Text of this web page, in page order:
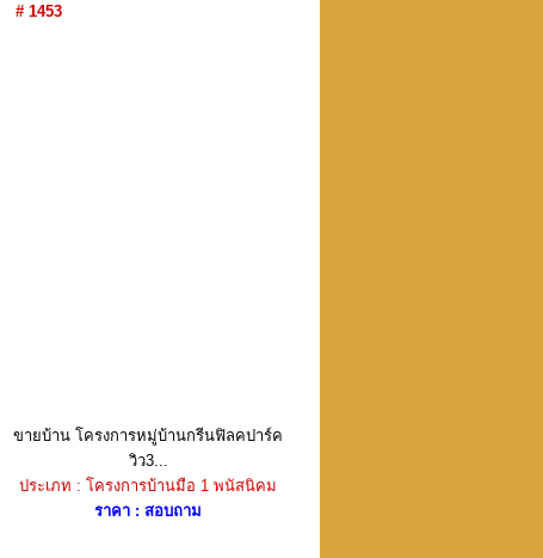
# 1453
ขายบ้าน โครงการหมู่บ้านกรีนฟิลคปาร์ค
วิว3...
ประเภท : โครงการบ้านมือ 1 พนัสนิคม
ราคา : สอบถาม